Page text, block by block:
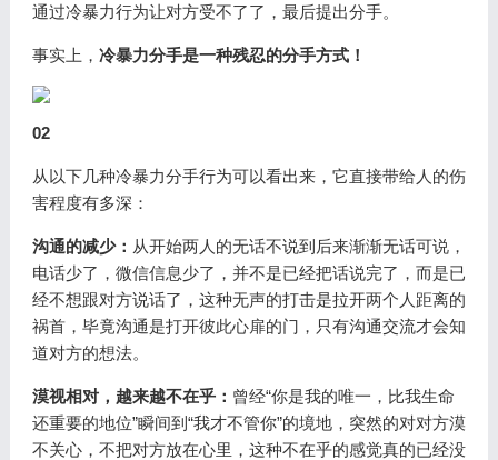
通过冷暴力行为让对方受不了了，最后提出分手。
事实上， 冷暴力分手是一种残忍的分手方式！
02
从以下几种冷暴力分手行为可以看出来，它直接带给人的伤
害程度有多深：
沟通的减少： 从开始两人的无话不说到后来渐渐无话可说，
电话少了，微信信息少了，并不是已经把话说完了，而是已
经不想跟对方说话了，这种无声的打击是拉开两个人距离的
祸首，毕竟沟通是打开彼此心扉的门，只有沟通交流才会知
道对方的想法。
漠视相对，越来越不在乎： 曾经“你是我的唯一，比我生命
还重要的地位”瞬间到“我才不管你”的境地，突然的对对方漠
不关心，不把对方放在心里，这种不在乎的感觉真的已经没